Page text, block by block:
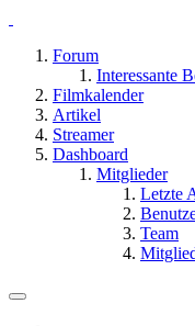
Forum
Interessante
Filmkalender
Artikel
Streamer
Dashboard
Mitglieder
Letzte
Team